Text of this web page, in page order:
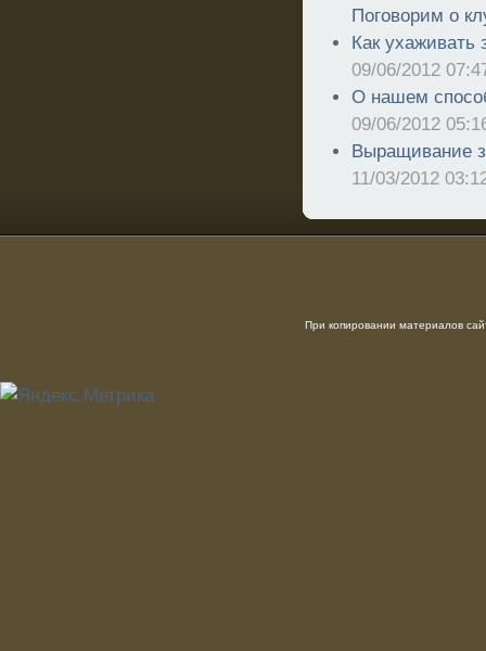
Поговорим о
Как ухаживать
09/06/2012
О нашем
09/06/2012
Выращивание
11/03/2012
При копировании материалов